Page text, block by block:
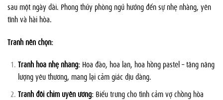
sau một ngày dài. Phong thủy phòng ngủ hướng đến sự nhẹ nhàng, yên
tĩnh và hài hòa.
Tranh nên chọn:
Tranh hoa nhẹ nhàng:Hoa đào, hoa lan, hoa hồng pastel – tăng năng
lượng yêu thương, mang lại cảm giác dịu dàng.
Tranh đôi chim uyên ương:Biểu trưng cho tình cảm vợ chồng hòa